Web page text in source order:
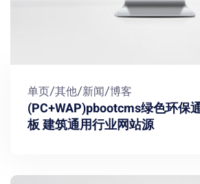
单页/其他/新闻/博客
(PC+WAP)pbootcms绿色环保
板 建筑通用行业网站源